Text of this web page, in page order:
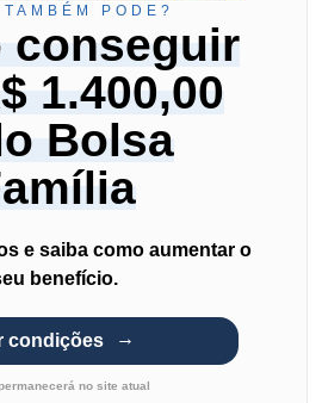
PODE?
conseguir
1.400,00
Bolsa
e saiba como aumentar o
benefício.
condições
no site atual